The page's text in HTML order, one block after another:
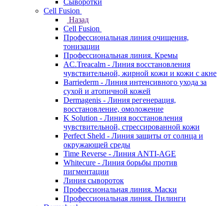
Сыворотки
Cell Fusion
Назад
Cell Fusion
Профессиональная линия очищения,
тонизации
Профессиональная линия. Кремы
AC.Treacalm - Линия восстановления
чувствительной, жирной кожи и кожи с акне
Barriederm - Линия интенсивного ухода за
сухой и атопичной кожей
Dermagenis - Линия регенерация,
восстановление, омоложение
K Solution - Линия восстановления
чувствительной, стрессированной кожи
Perfect Sheld - Линия защиты от солнца и
окружающей среды
Time Reverse - Линия ANTI-AGE
Whitecure - Линия борьбы против
пигментации
Линия сывороток
Профессиональная линия. Маски
Профессиональная линия. Пилинги